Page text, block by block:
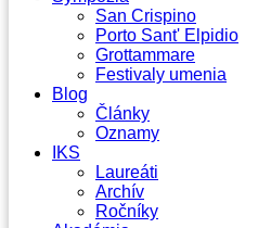
San Crispino
Porto Sant' Elpidio
Grottammare
Festivaly umenia
Blog
Články
Oznamy
IKS
Laureáti
Archív
Ročníky